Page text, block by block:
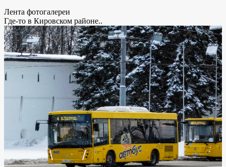
Лента фотогалереи
Где-то в Кировском районе..